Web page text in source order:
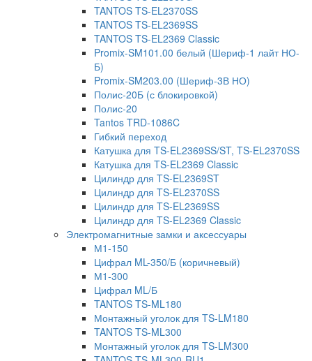
TANTOS TS-EL2370SS
TANTOS TS-EL2369SS
TANTOS TS-EL2369 Classic
Promix-SM101.00 белый (Шериф-1 лайт НО-
Б)
Promix-SM203.00 (Шериф-3В НО)
Полис-20Б (с блокировкой)
Полис-20
Tantos TRD-1086C
Гибкий переход
Катушка для TS-EL2369SS/ST, TS-EL2370SS
Катушка для TS-EL2369 Classic
Цилиндр для TS-EL2369ST
Цилиндр для TS-EL2370SS
Цилиндр для TS-EL2369SS
Цилиндр для TS-EL2369 Classic
Электромагнитные замки и аксессуары
М1-150
Цифрал ML-350/Б (коричневый)
М1-300
Цифрал ML/Б
TANTOS TS-ML180
Монтажный уголок для TS-LM180
TANTOS TS-ML300
Монтажный уголок для TS-LM300